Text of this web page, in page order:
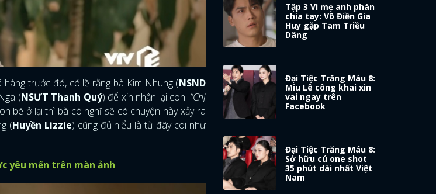
trước đó, có lẽ rằng bà Kim Nhung (NSND
(NSƯT Thanh Quý) để xin nhận lại con: “Chị
bé ở lại thì bà có nghĩ sẽ có chuyện này xảy ra
(Huyền Lizzie) cũng đủ hiểu là từ đây coi như
yêu mến trên màn ảnh
Tập 3 Vì mẹ anh phán
chia tay: Võ Điền Gia
Huy gặp Tam Triều
Dâng
Đại Tiệc Trăng Máu 8:
Miu Lê công khai xin
vai ngay trên
Facebook
Đại Tiệc Trăng Máu 8:
Sở hữu cú one shot
35 phút dài nhất Việt
Nam